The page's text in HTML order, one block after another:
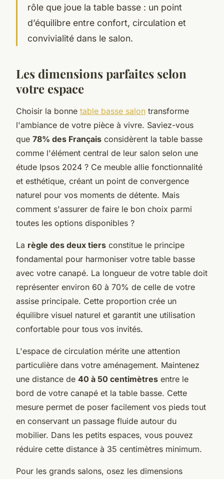
rôle que joue la table basse : un point
d’équilibre entre confort, circulation et
convivialité dans le salon.
Les dimensions parfaites selon
votre espace
Choisir la bonne table basse salon transforme
l'ambiance de votre pièce à vivre. Saviez-vous
que 78% des Français considèrent la table basse
comme l'élément central de leur salon selon une
étude Ipsos 2024 ? Ce meuble allie fonctionnalité
et esthétique, créant un point de convergence
naturel pour vos moments de détente. Mais
comment s'assurer de faire le bon choix parmi
toutes les options disponibles ?
La règle des deux tiers constitue le principe
fondamental pour harmoniser votre table basse
avec votre canapé. La longueur de votre table doit
représenter environ 60 à 70% de celle de votre
assise principale. Cette proportion crée un
équilibre visuel naturel et garantit une utilisation
confortable pour tous vos invités.
L'espace de circulation mérite une attention
particulière dans votre aménagement. Maintenez
une distance de 40 à 50 centimètres entre le
bord de votre canapé et la table basse. Cette
mesure permet de poser facilement vos pieds tout
en conservant un passage fluide autour du
mobilier. Dans les petits espaces, vous pouvez
réduire cette distance à 35 centimètres minimum.
Pour les grands salons, osez les dimensions